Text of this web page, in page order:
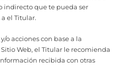
indirecto que te pueda ser
el Titular.
o acciones con base a la
Web, el Titular le recomienda
recibida con otras